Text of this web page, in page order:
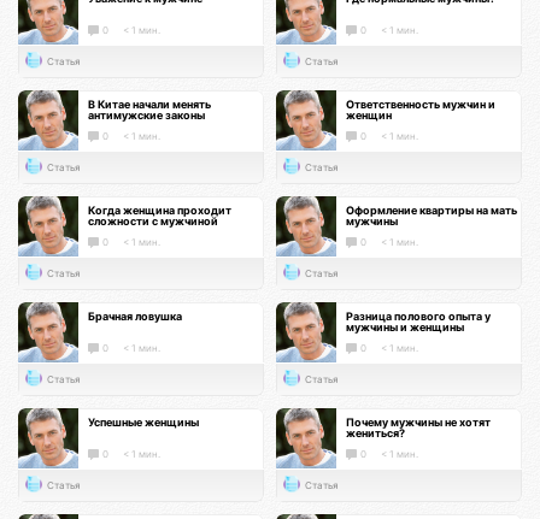
0 < 1 мин.
Статья
0 < 1 мин.
Статья
В Китае начали менять
антимужские законы
0 < 1 мин.
Статья
Ответственность мужчин и
женщин
0 < 1 мин.
Статья
Когда женщина проходит
сложности с мужчиной
0 < 1 мин.
Статья
Оформление квартиры на мать
мужчины
0 < 1 мин.
Статья
Брачная ловушка
0 < 1 мин.
Статья
Разница полового опыта у
мужчины и женщины
0 < 1 мин.
Статья
Успешные женщины
0 < 1 мин.
Статья
Почему мужчины не хотят
жениться?
0 < 1 мин.
Статья